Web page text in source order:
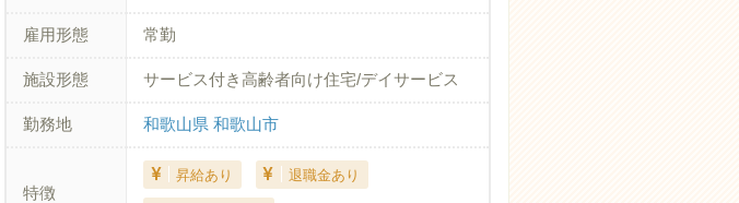
雇用形態 常勤
施設形態 サービス付き高齢者向け住宅/デイサービス
勤務地 和歌山県 和歌山市
特徴
昇給あり 退職金あり